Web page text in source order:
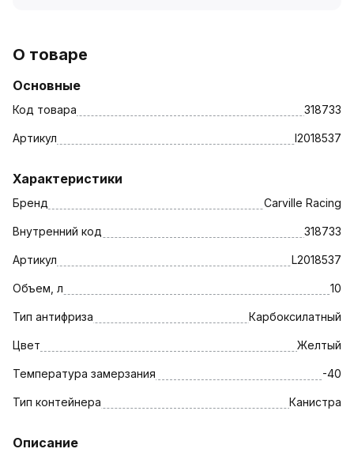
О товаре
Основные
Код товара 318733
Артикул l2018537
Характеристики
Бренд Carville Racing
Внутренний код 318733
Артикул L2018537
Объем, л 10
Тип антифриза Карбоксилатный
Цвет Желтый
Температура замерзания -40
Тип контейнера Канистра
Описание